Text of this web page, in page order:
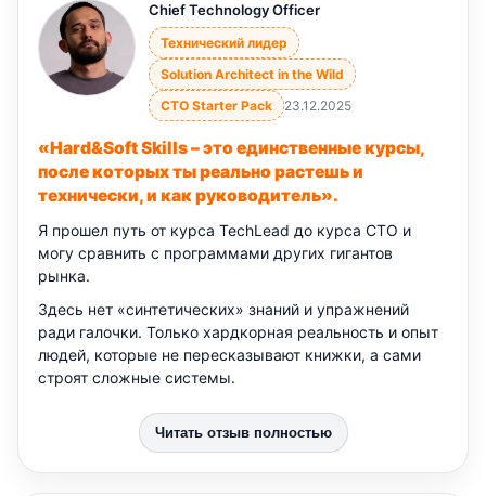
Chief Technology Officer
Технический лидер
Solution Architect in the Wild
CTO Starter Pack
23.12.2025
«Hard&Soft Skills – это единственные курсы,
после которых ты реально растешь и
технически, и как руководитель».
Я прошел путь от курса TechLead до курса CTO и
могу сравнить с программами других гигантов
рынка.
Здесь нет «синтетических» знаний и упражнений
ради галочки. Только хардкорная реальность и опыт
людей, которые не пересказывают книжки, а сами
строят сложные системы.
Читать отзыв полностью